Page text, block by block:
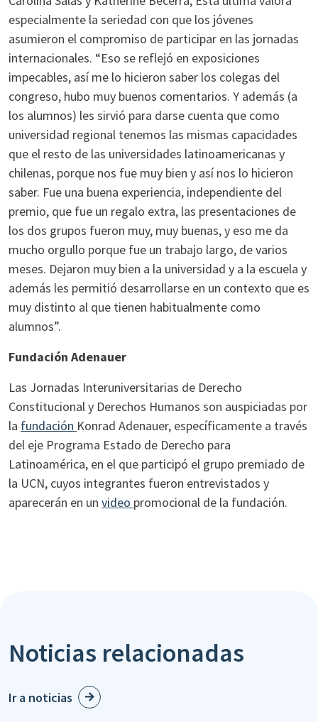
especialmente la seriedad con que los jóvenes
asumieron el compromiso de participar en las jornadas
internacionales. “Eso se reflejó en exposiciones
impecables, así me lo hicieron saber los colegas del
congreso, hubo muy buenos comentarios. Y además (a
los alumnos) les sirvió para darse cuenta que como
universidad regional tenemos las mismas capacidades
que el resto de las universidades latinoamericanas y
chilenas, porque nos fue muy bien y así nos lo hicieron
saber. Fue una buena experiencia, independiente del
premio, que fue un regalo extra, las presentaciones de
los dos grupos fueron muy, muy buenas, y eso me da
mucho orgullo porque fue un trabajo largo, de varios
meses. Dejaron muy bien a la universidad y a la escuela y
además les permitió desarrollarse en un contexto que es
muy distinto al que tienen habitualmente como
alumnos”.
Fundación Adenauer
Las Jornadas Interuniversitarias de Derecho
Constitucional y Derechos Humanos son auspiciadas por
la fundación Konrad Adenauer, específicamente a través
del eje Programa Estado de Derecho para
Latinoamérica, en el que participó el grupo premiado de
la UCN, cuyos integrantes fueron entrevistados y
aparecerán en un video promocional de la fundación.
Noticias relacionadas
Ir a noticias